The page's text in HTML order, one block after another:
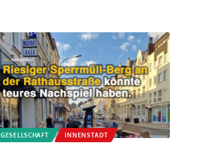
GESELLSCHAFT INNENSTADT